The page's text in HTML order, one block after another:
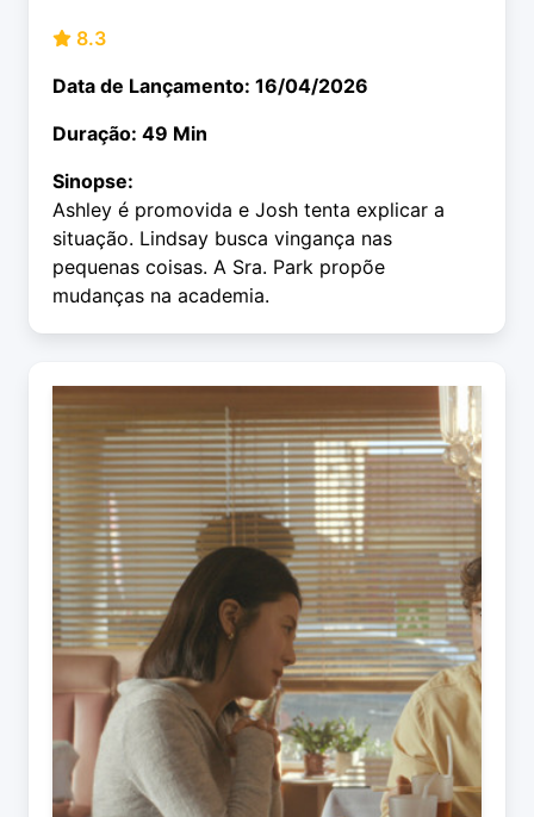
8.3
Data de Lançamento: 16/04/2026
Duração: 49 Min
Sinopse:
Ashley é promovida e Josh tenta explicar a
situação. Lindsay busca vingança nas
pequenas coisas. A Sra. Park propõe
mudanças na academia.